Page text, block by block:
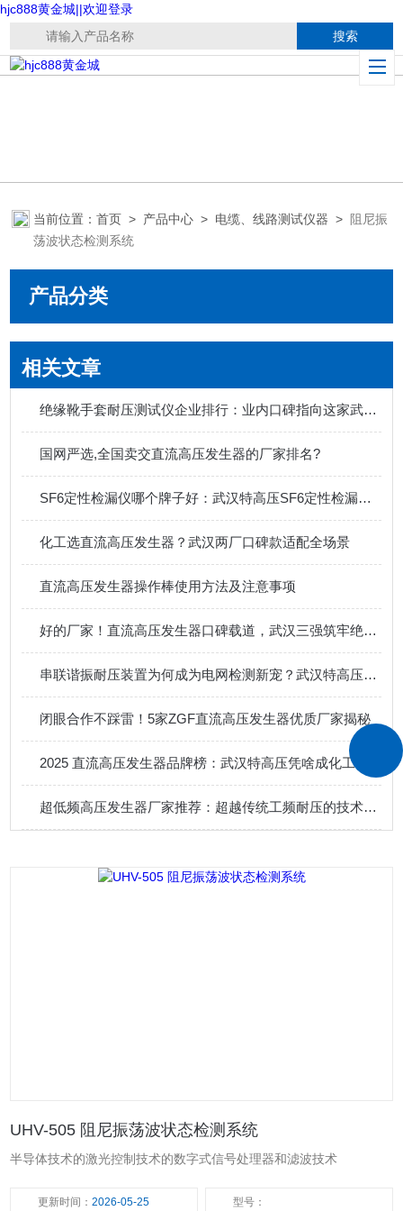
hjc888黄金城||欢迎登录
当前位置：首页 > 产品中心 > 电缆、线路测试仪器 > 阻尼振
荡波状态检测系统
产品分类
相关文章
绝缘靴手套耐压测试仪企业排行：业内口碑指向这家武汉企业
国网严选,全国卖交直流高压发生器的厂家排名?
SF6定性检漏仪哪个牌子好：武汉特高压SF6定性检漏仪如何满足现场检测需求
化工选直流高压发生器？武汉两厂口碑款适配全场景
直流高压发生器操作棒使用方法及注意事项
好的厂家！直流高压发生器口碑载道，武汉三强筑牢绝缘测试防线
串联谐振耐压装置为何成为电网检测新宠？武汉特高压实力解析
闭眼合作不踩雷！5家ZGF直流高压发生器优质厂家揭秘
超低频高压发生器厂家推荐：超越传统工频耐压的技术路径
UHV-505 阻尼振荡波状态检测系统
半导体技术的激光控制技术的数字式信号处理器和滤波技术
更新时间：2026-05-25 型号：